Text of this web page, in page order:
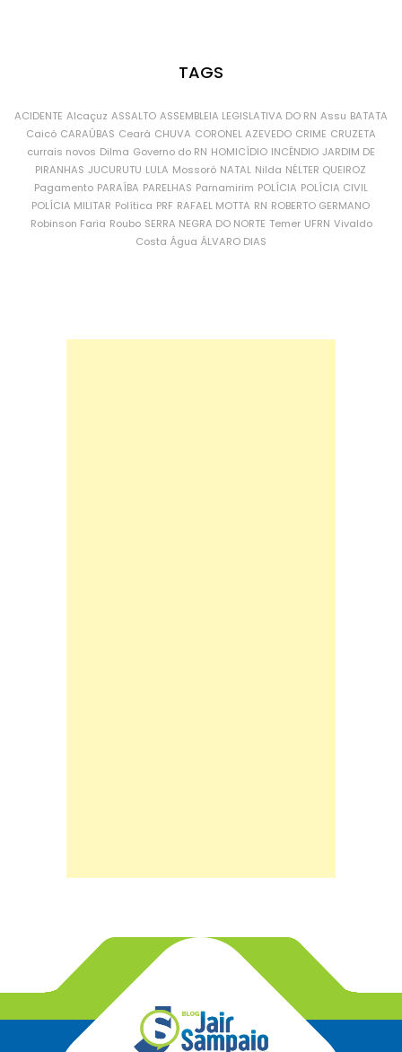
TAGS
ACIDENTE Alcaçuz ASSALTO ASSEMBLEIA LEGISLATIVA DO RN Assu BATATA
Caicó CARAÚBAS Ceará CHUVA CORONEL AZEVEDO CRIME CRUZETA
currais novos Dilma Governo do RN HOMICÍDIO INCÊNDIO JARDIM DE
PIRANHAS JUCURUTU LULA Mossoró NATAL Nilda NÉLTER QUEIROZ
Pagamento PARAÍBA PARELHAS Parnamirim POLÍCIA POLÍCIA CIVIL
POLÍCIA MILITAR Política PRF RAFAEL MOTTA RN ROBERTO GERMANO
Robinson Faria Roubo SERRA NEGRA DO NORTE Temer UFRN Vivaldo
Costa Água ÁLVARO DIAS